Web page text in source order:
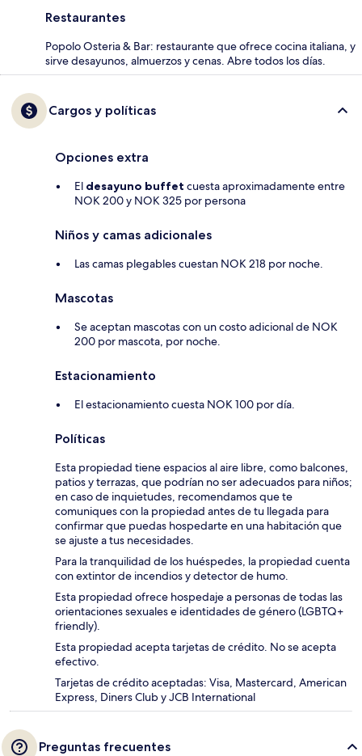
Restaurantes
Popolo Osteria & Bar: restaurante que ofrece cocina italiana, y
sirve desayunos, almuerzos y cenas. Abre todos los días.
Cargos y políticas
Opciones extra
El desayuno buffet cuesta aproximadamente entre
NOK 200 y NOK 325 por persona
Niños y camas adicionales
Las camas plegables cuestan NOK 218 por noche.
Mascotas
Se aceptan mascotas con un costo adicional de NOK
200 por mascota, por noche.
Estacionamiento
El estacionamiento cuesta NOK 100 por día.
Políticas
Esta propiedad tiene espacios al aire libre, como balcones,
patios y terrazas, que podrían no ser adecuados para niños;
en caso de inquietudes, recomendamos que te
comuniques con la propiedad antes de tu llegada para
confirmar que puedas hospedarte en una habitación que
se ajuste a tus necesidades.
Para la tranquilidad de los huéspedes, la propiedad cuenta
con extintor de incendios y detector de humo.
Esta propiedad ofrece hospedaje a personas de todas las
orientaciones sexuales e identidades de género (LGBTQ+
friendly).
Esta propiedad acepta tarjetas de crédito. No se acepta
efectivo.
Tarjetas de crédito aceptadas: Visa, Mastercard, American
Express, Diners Club y JCB International
Preguntas frecuentes